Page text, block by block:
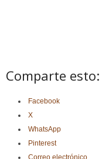
Comparte esto:
Facebook
X
WhatsApp
Pinterest
Correo electrónico